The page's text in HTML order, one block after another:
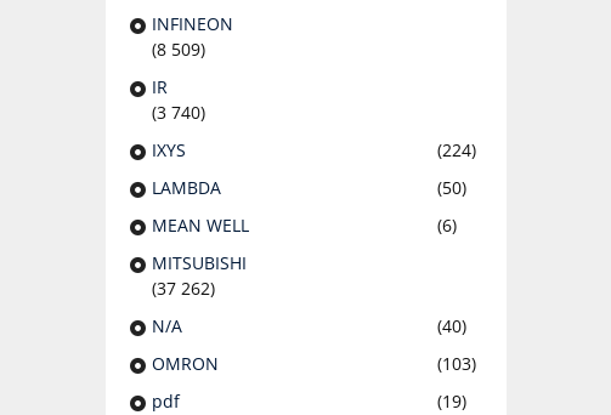
INFINEON
(8 509)
IR
(3 740)
IXYS
(224)
LAMBDA
(50)
MEAN WELL
(6)
MITSUBISHI
(37 262)
N/A
(40)
OMRON
(103)
pdf
(19)